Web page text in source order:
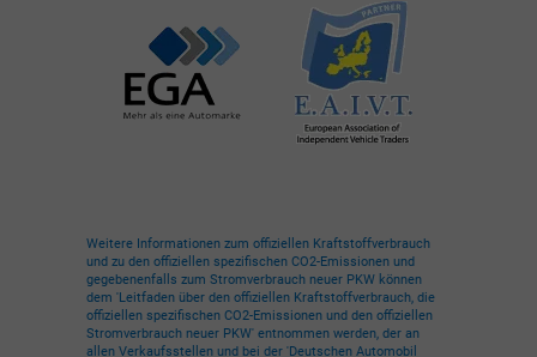
Weitere Informationen zum offiziellen Kraftstoffverbrauch
und zu den offiziellen spezifischen CO2-Emissionen und
gegebenenfalls zum Stromverbrauch neuer PKW können
dem 'Leitfaden über den offiziellen Kraftstoffverbrauch, die
offiziellen spezifischen CO2-Emissionen und den offiziellen
Stromverbrauch neuer PKW' entnommen werden, der an
allen Verkaufsstellen und bei der 'Deutschen Automobil